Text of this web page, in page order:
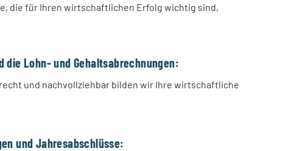
die für Ihren wirtschaftlichen Erfolg wichtig sind,
die Lohn- und Gehaltsabrechnungen:
und nachvollziehbar bilden wir Ihre wirtschaftliche
und Jahresabschlüsse: